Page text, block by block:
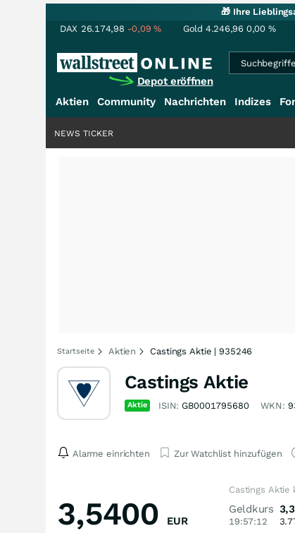
🎁 Ihre
DAX 26.174,98 -0,09% Gold 4.246,96 0,00 %
Depot eröffnen
Aktien Community Nachrichten Indizes
NEWS TICKER
Startseite Aktien Castings Aktie | 935246
Castings Aktie
Aktie ISIN: GB0001795680 WKN:
Alarme einrichten Zur Watchlist hinzufügen
3,5400 EUR
Castings Aktie
Geldkurs
19:57:12